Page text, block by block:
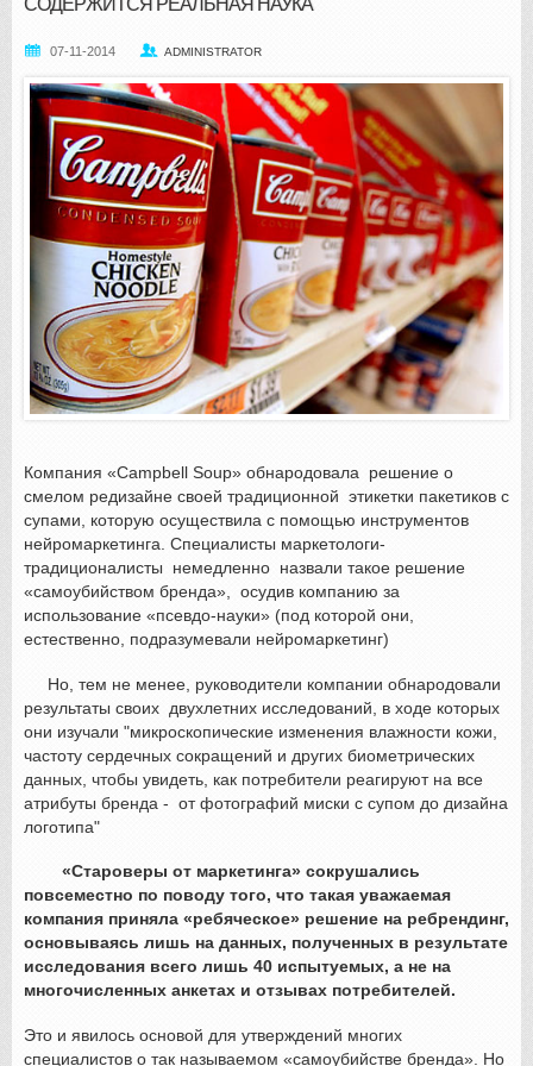
СОДЕРЖИТСЯ РЕАЛЬНАЯ НАУКА
07-11-2014 ADMINISTRATOR
Компания «Campbell Soup» обнародовала решение о
смелом редизайне своей традиционной этикетки пакетиков с
супами, которую осуществила с помощью инструментов
нейромаркетинга. Специалисты маркетологи-
традиционалисты немедленно назвали такое решение
«самоубийством бренда», осудив компанию за
использование «псевдо-науки» (под которой они,
естественно, подразумевали нейромаркетинг)
Но, тем не менее, руководители компании обнародовали
результаты своих двухлетних исследований, в ходе которых
они изучали "микроскопические изменения влажности кожи,
частоту сердечных сокращений и других биометрических
данных, чтобы увидеть, как потребители реагируют на все
атрибуты бренда - от фотографий миски с супом до дизайна
логотипа"
«Староверы от маркетинга» сокрушались
повсеместно по поводу того, что такая уважаемая
компания приняла «ребяческое» решение на ребрендинг,
основываясь лишь на данных, полученных в результате
исследования всего лишь 40 испытуемых, а не на
многочисленных анкетах и отзывах потребителей.
Это и явилось основой для утверждений многих
специалистов о так называемом «самоубийстве бренда». Но